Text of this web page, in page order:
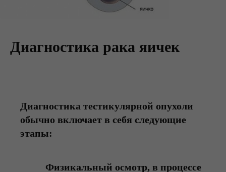
Диагностика рака яичек
Диагностика тестикулярной опухоли
обычно включает в себя следующие
этапы:
Физикальный осмотр, в процессе